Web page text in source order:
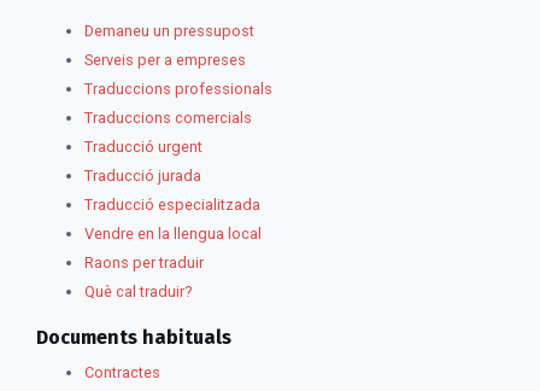
Demaneu un pressupost
Serveis per a empreses
Traduccions professionals
Traduccions comercials
Traducció urgent
Traducció jurada
Traducció especialitzada
Vendre en la llengua local
Raons per traduir
Què cal traduir?
Documents habituals
Contractes